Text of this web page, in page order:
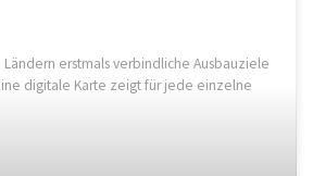
erstmals verbindliche Ausbauziele
digitale Karte zeigt für jede einzelne